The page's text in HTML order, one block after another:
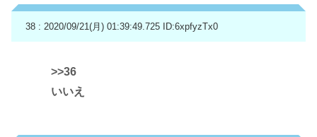
38 : 2020/09/21(月) 01:39:49.725 ID:6xpfyzTx0
>>36
いいえ